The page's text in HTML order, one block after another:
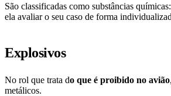
São classificadas como substâncias
ela avaliar o seu caso de forma
Explosivos
No rol que trata do que é proibido no avião
metálicos.